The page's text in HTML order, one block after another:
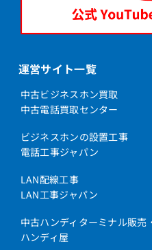
運営サイト一覧
中古ビジネスホン買取
中古電話買取センター
ビジネスホンの設置工事
電話工事ジャパン
LAN配線工事
LAN工事ジャパン
中古ハンディターミナル販売
ハンディ屋